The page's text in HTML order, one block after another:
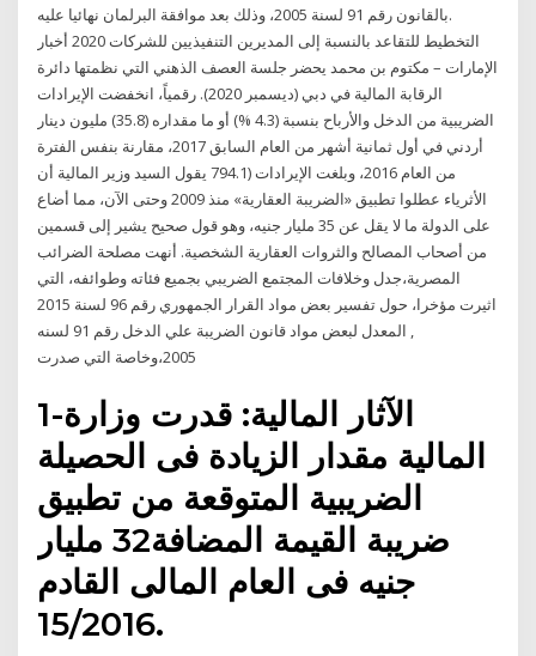
بالقانون رقم 91 لسنة 2005، وذلك بعد موافقة البرلمان نهائيا عليه.
التخطيط للتقاعد بالنسبة إلى المديرين التنفيذيين للشركات 2020 أخبار
الإمارات – مكتوم بن محمد يحضر جلسة العصف الذهني التي نظمتها دائرة
الرقابة المالية في دبي (ديسمبر 2020). رقمياً، انخفضت الإيرادات
الضريبية من الدخل والأرباح بنسبة (4.3 %) أو ما مقداره (35.8) مليون دينار
أردني في أول ثمانية أشهر من العام السابق 2017، مقارنة بنفس الفترة
من العام 2016، وبلغت الإيرادات (794.1 يقول السيد وزير المالية أن
الأثرياء عطلوا تطبيق «الضريبة العقارية» منذ 2009 وحتى الآن، مما أضاع
على الدولة ما لا يقل عن 35 مليار جنيه، وهو قول صحيح يشير إلى قسمين
من أصحاب المصالح والثروات العقارية الشخصية. أنهت مصلحة الضرائب
المصرية،جدل وخلافات المجتمع الضريبي بجميع فئاته وطوائفه، التي
اثيرت مؤخرا، حول تفسير بعض مواد القرار الجمهوري رقم 96 لسنة 2015
, المعدل لبعض مواد قانون الضريبة علي الدخل رقم 91 لسنه
2005،وخاصة التي صدرت
1-الآثار المالية: قدرت وزارة
المالية مقدار الزيادة فى الحصيلة
الضريبية المتوقعة من تطبيق
ضريبة القيمة المضافة32 مليار
جنيه فى العام المالى القادم
15/2016.